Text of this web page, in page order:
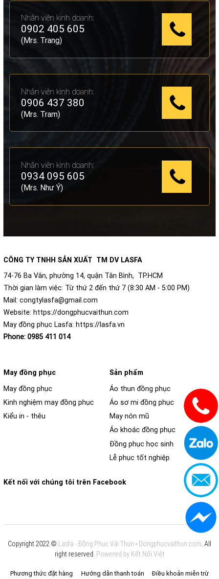
Nhân viên kinh doanh:
0902 405 605
(Mrs. Trang)
Nhân viên kinh doanh:
0906 437 380
(Mrs. Tram)
Nhân viên kinh doanh:
0934 095 605
(Mrs. Như Ý)
CÔNG TY TNHH SẢN XUẤT TM DV LASFA
74-76 Ba Vân, phường 14, quận Tân Bình, TP.HCM
Thời gian làm việc: Từ thứ 2 đến thứ 7 (8:30 AM - 5:00 PM)
Mail:congtylasfa@gmail.com
Website:https://dongphucvaithun.com
May đồng phục Lasfa:https://lasfa.vn
Phone:0985 411 014
May đồng phục
May đồng phục
Kinh nghiệm may đồng phục
Kiểu in - thêu
Sản phẩm
Áo thun đồng phục
Áo sơ mi đồng phục
May nón mũ
Áo khoác đồng phục
Đồng phục học sinh
Lễ phục tốt nghiệp
Kết nối với chúng tôi trên Facebook
Copyright 2022 © Lasfa - Đồng Phục Vải Thun - Dongphucvaithun.com. All
right reserved. Powered by Kết Nối Việt
Phương thức đặt hàng Hướng dẫn thanh toán Điều khoản miễn trừ